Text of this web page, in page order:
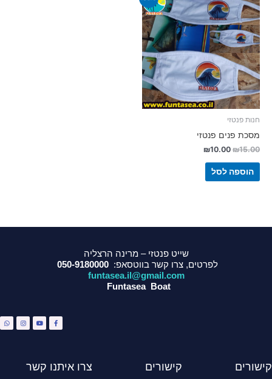
חנות פנטזי
מסכת פנים פנטזי
₪15.00
₪10.00
הוספה לסל
שייט פנטזי – מרינה הרצליה
לפרטים, צרו קשר בווטסאפ:050-9180000
funtasea.il@gmail.com
Funtasea Boat
c
e
b
u
t
u
s
t
a
a
t
s
קישורים קישורים צרו איתנו קשר